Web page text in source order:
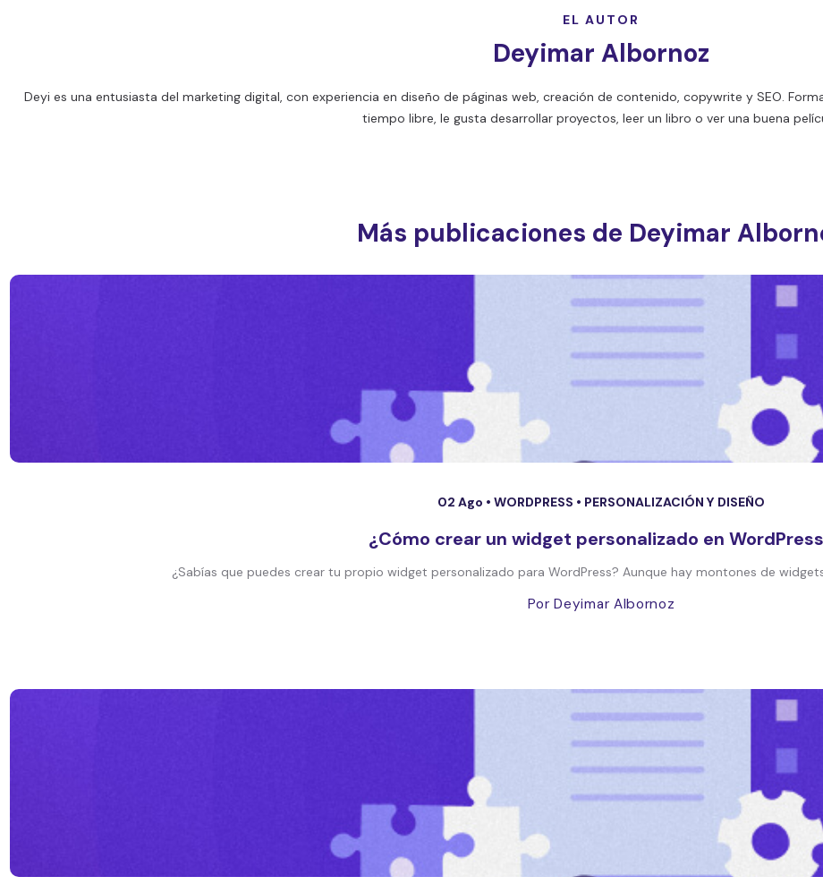
EL AUTOR
Deyimar Albornoz
Deyi es una entusiasta del marketing digital, con experiencia en diseño de páginas web, creación de contenido, copywrite y SEO.
tiempo libre, le gusta desarrollar proyectos, leer un libro o ver una buena
Más publicaciones de Deyimar
02 Ago • WORDPRESS • PERSONALIZACIÓN Y DISEÑO
¿Cómo crear un widget personalizado en
¿Sabías que puedes crear tu propio widget personalizado para WordPress? Aunque hay montones de
Por Deyimar Albornoz